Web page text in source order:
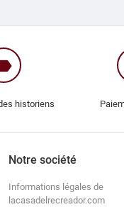
historiens
Notre société
Informations légales de
lacasadelrecreador.com